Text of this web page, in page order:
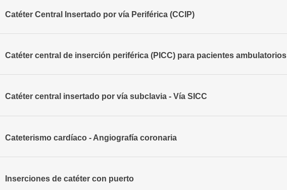
Catéter Central Insertado por vía Periférica (CCIP)
Catéter central de inserción periférica (PICC) para pacientes ambulatorios
Catéter central insertado por vía subclavia - Vía SICC
Cateterismo cardíaco - Angiografía coronaria
Inserciones de catéter con puerto